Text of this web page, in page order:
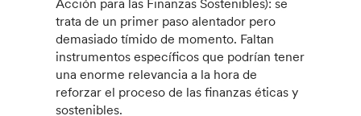
trata de un primer paso alentador pero
demasiado tímido de momento. Faltan
instrumentos específicos que podrían tener
una enorme relevancia a la hora de
reforzar el proceso de las finanzas éticas y
sostenibles.